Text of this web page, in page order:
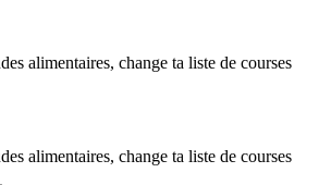
alimentaires, change ta liste de courses
alimentaires, change ta liste de courses